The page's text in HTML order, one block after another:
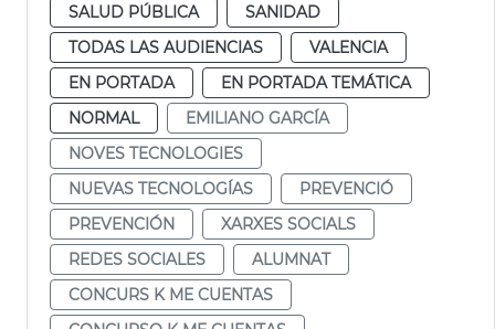
SALUD PÚBLICA
SANIDAD
TODAS LAS AUDIENCIAS
VALENCIA
EN PORTADA
EN PORTADA TEMÁTICA
NORMAL
EMILIANO GARCÍA
NOVES TECNOLOGIES
NUEVAS TECNOLOGÍAS
PREVENCIÓ
PREVENCIÓN
XARXES SOCIALS
REDES SOCIALES
ALUMNAT
CONCURS K ME CUENTAS